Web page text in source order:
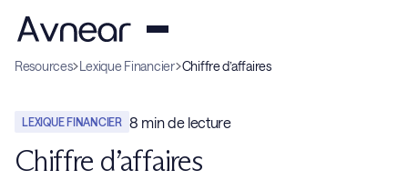
Resources Lexique Financier Chiffre d’affaires
LEXIQUE FINANCIER 8 min de lecture
Chiffre d’affaires